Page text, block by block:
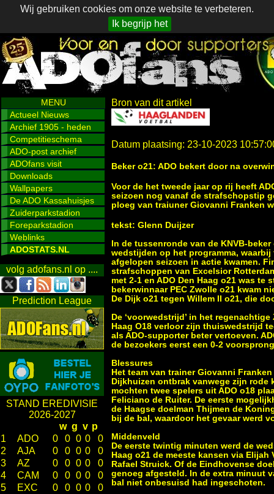
Wij gebruiken cookies om onze website te verbeteren.
Ik begrijp het
MENU
Actueel Nieuws
Archief 1905 - heden
Competitieschema
ADO-post archief
ADOfans visit
Downloads
Wallpapers
De ADO Kassahuisjes
Zuiderparkstadion
Foreparkstadion
Weblinks
ADOSTATS.NL
volg adofans.nl op ....
Prediction League
STAND EREDIVISIE
2026-2027
w g v p
1
ADO 0 0 0 0
0
2
AJA 0 0 0 0
0
3
AZ 0 0 0 0
0
4
CAM 0 0 0 0
0
5
EXC 0 0 0 0
0
Bron van dit artikel
Datum plaatsing: 23-10-2023
Beker o21: ADO bekert door na
Voor de het tweede jaar op rij heeft
seizoen nog vanaf de strafschopstip
ploeg van traiuner Giovanni Franken
tekst: Glenn Duijzer
In de tussenronde van de KNVB-
wedstijden op het programma,
afgelopen seizoen in actie kwamen.
strafschoppen van Excelsior
met 2-1 en ADO Den Haag o21 was te
bekerwinnaar PEC Zwolle o21 kwam
De Dijk o21 tegen Willem II o21, die
De ‘voorwedstrijd’ in het
Haag O18 verloor zijn thuiswedstrijd
als ADO-supporter beter vertoeven.
de bezoekers eerst een 0-2
Blessures
Het team van trainer Giovanni
Dijkhuizen ontbrak vanwege zijn rode
mochten twee spelers uit ADO o18
Feliciano de Ruiter. De eerste
de Haagse doelman Thijmen de
bij de bal, waardoor het gevaar werd
Middenveld
De eerste twintig minuten werd de
Haag o21 de meeste kansen via
Rafael Struick. Of de Eindhovense
genoeg afgesteld. In de extra minuut
bal niet onbesuisd had ingeschoten.